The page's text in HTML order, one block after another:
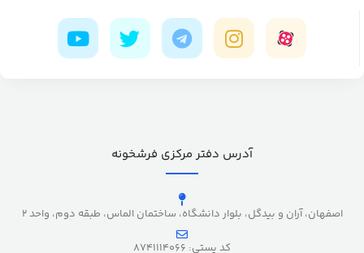
آدرس دفتر مرکزی فرشخونه
اصفهان، آران و بیدگل، بلوار دانشگاه، ساختمان الماس، طبقه دوم، واحد 2
کد پستی: 8741114066